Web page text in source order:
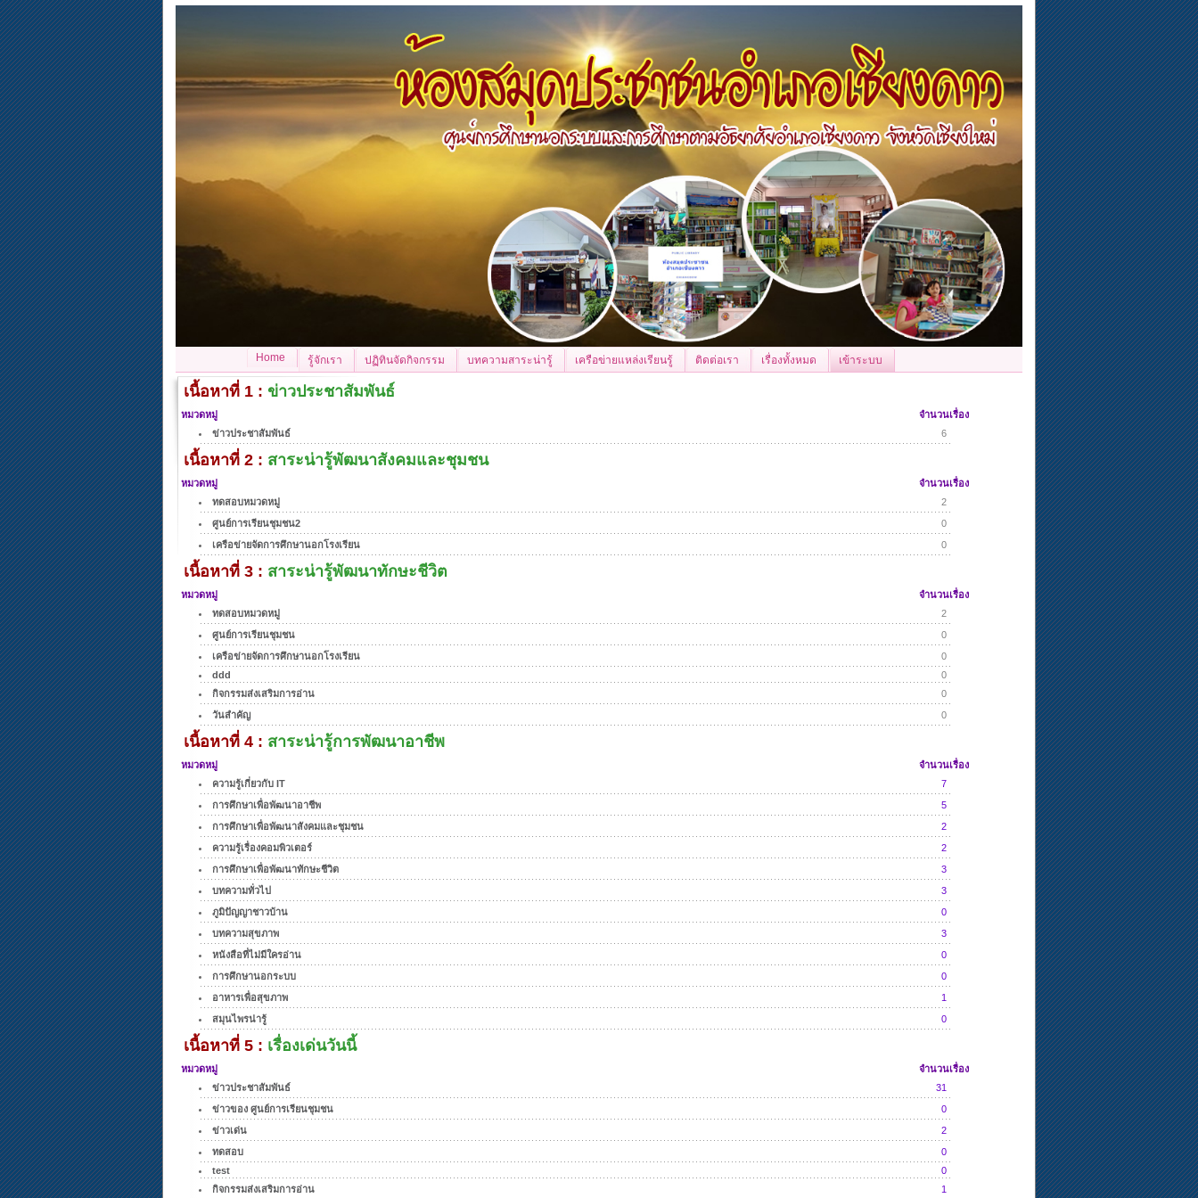
Home รู้จักเรา ปฏิทินจัดกิจกรรม บทความสาระน่ารู้ เครือข่ายแหล่งเรียนรู้ ติดต่อเรา เรื่องทั้งหมด เข้าระบบ
เนื้อหาที่ 1 : ข่าวประชาสัมพันธ์
หมวดหมู่
จำนวนเรื่อง
ข่าวประชาสัมพันธ์
6
เนื้อหาที่ 2 : สาระน่ารู้พัฒนาสังคมและชุมชน
หมวดหมู่
จำนวนเรื่อง
ทดสอบหมวดหมู่
2
ศูนย์การเรียนชุมชน2
0
เครือข่ายจัดการศึกษานอกโรงเรียน
0
เนื้อหาที่ 3 : สาระน่ารู้พัฒนาทักษะชีวิต
หมวดหมู่
จำนวนเรื่อง
ทดสอบหมวดหมู่
2
ศูนย์การเรียนชุมชน
0
เครือข่ายจัดการศึกษานอกโรงเรียน
0
ddd
0
กิจกรรมส่งเสริมการอ่าน
0
วันสำคัญ
0
เนื้อหาที่ 4 : สาระน่ารู้การพัฒนาอาชีพ
หมวดหมู่
จำนวนเรื่อง
ความรู้เกี่ยวกับ IT
7
การศึกษาเพื่อพัฒนาอาชีพ
5
การศึกษาเพื่อพัฒนาสังคมและชุมชน
2
ความรู้เรื่องคอมพิวเตอร์
2
การศึกษาเพื่อพัฒนาทักษะชีวิต
3
บทความทั่วไป
3
ภูมิปัญญาชาวบ้าน
0
บทความสุขภาพ
3
หนังสือที่ไม่มีใครอ่าน
0
การศึกษานอกระบบ
0
อาหารเพื่อสุขภาพ
1
สมุนไพรน่ารู้
0
เนื้อหาที่ 5 : เรื่องเด่นวันนี้
หมวดหมู่
จำนวนเรื่อง
ข่าวประชาสัมพันธ์
31
ข่าวของ ศูนย์การเรียนชุมชน
0
ข่าวเด่น
2
ทดสอบ
0
test
0
กิจกรรมส่งเสริมการอ่าน
1